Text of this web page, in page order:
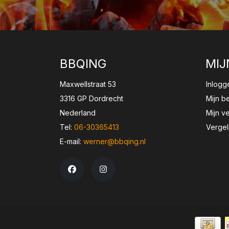
BBQING
Maxwellstraat 53
3316 GP Dordrecht
Nederland
Tel: 06-30365413
E-mail: werner@bbqing.nl
Mijn
Mijn